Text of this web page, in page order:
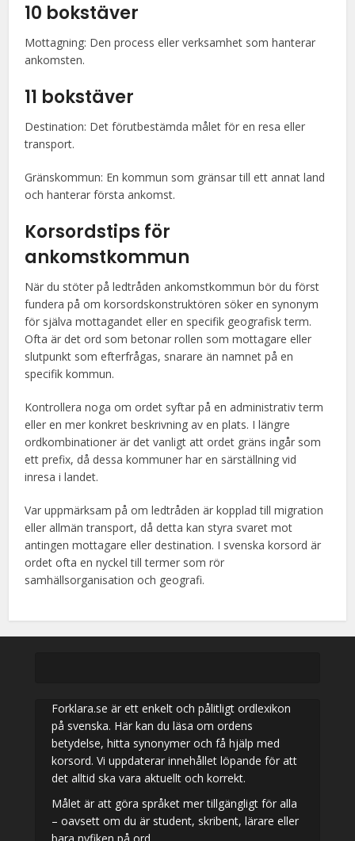
10 bokstäver
Mottagning: Den process eller verksamhet som hanterar
ankomsten.
11 bokstäver
Destination: Det förutbestämda målet för en resa eller
transport.
Gränskommun: En kommun som gränsar till ett annat land
och hanterar första ankomst.
Korsordstips för
ankomstkommun
När du stöter på ledtråden ankomstkommun bör du först
fundera på om korsordskonstruktören söker en synonym
för själva mottagandet eller en specifik geografisk term.
Ofta är det ord som betonar rollen som mottagare eller
slutpunkt som efterfrågas, snarare än namnet på en
specifik kommun.
Kontrollera noga om ordet syftar på en administrativ term
eller en mer konkret beskrivning av en plats. I längre
ordkombinationer är det vanligt att ordet gräns ingår som
ett prefix, då dessa kommuner har en särställning vid
inresa i landet.
Var uppmärksam på om ledtråden är kopplad till migration
eller allmän transport, då detta kan styra svaret mot
antingen mottagare eller destination. I svenska korsord är
ordet ofta en nyckel till termer som rör
samhällsorganisation och geografi.
Forklara.se är ett enkelt och pålitligt ordlexikon
på svenska. Här kan du läsa om ordens
betydelse, hitta synonymer och få hjälp med
korsord. Vi uppdaterar innehållet löpande för att
det alltid ska vara aktuellt och korrekt.
Målet är att göra språket mer tillgängligt för alla
– oavsett om du är student, skribent, lärare eller